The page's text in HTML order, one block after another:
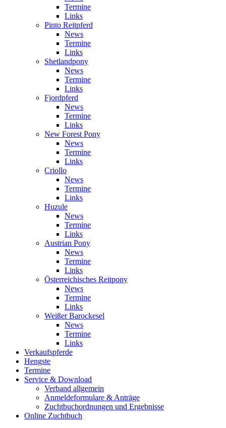
Termine
Links
Pinto Reitpferd
News
Termine
Links
Shetlandpony
News
Termine
Links
Fjordpferd
News
Termine
Links
New Forest Pony
News
Termine
Links
Criollo
News
Termine
Links
Huzule
News
Termine
Links
Austrian Pony
News
Termine
Links
Österreichisches Reitpony
News
Termine
Links
Weißer Barockesel
News
Termine
Links
Verkaufspferde
Hengste
Termine
Service & Download
Verband allgemein
Anmeldeformulare & Anträge
Zuchtbuchordnungen und Ergebnisse
Online Zuchtbuch